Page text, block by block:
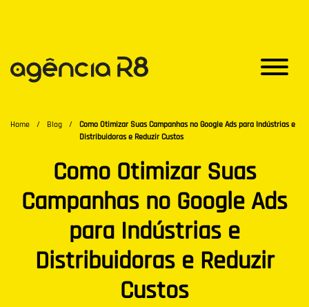
Home / Blog /
Como Otimizar Suas Campanhas no Google Ads para Indústrias e
Distribuidoras e Reduzir Custos
Como Otimizar Suas
Campanhas no Google Ads
para Indústrias e
Distribuidoras e Reduzir
Custos